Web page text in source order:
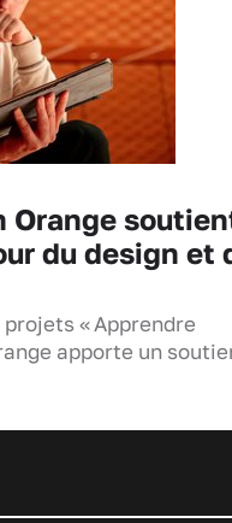
Orange
du design et
« Apprendre
apporte un